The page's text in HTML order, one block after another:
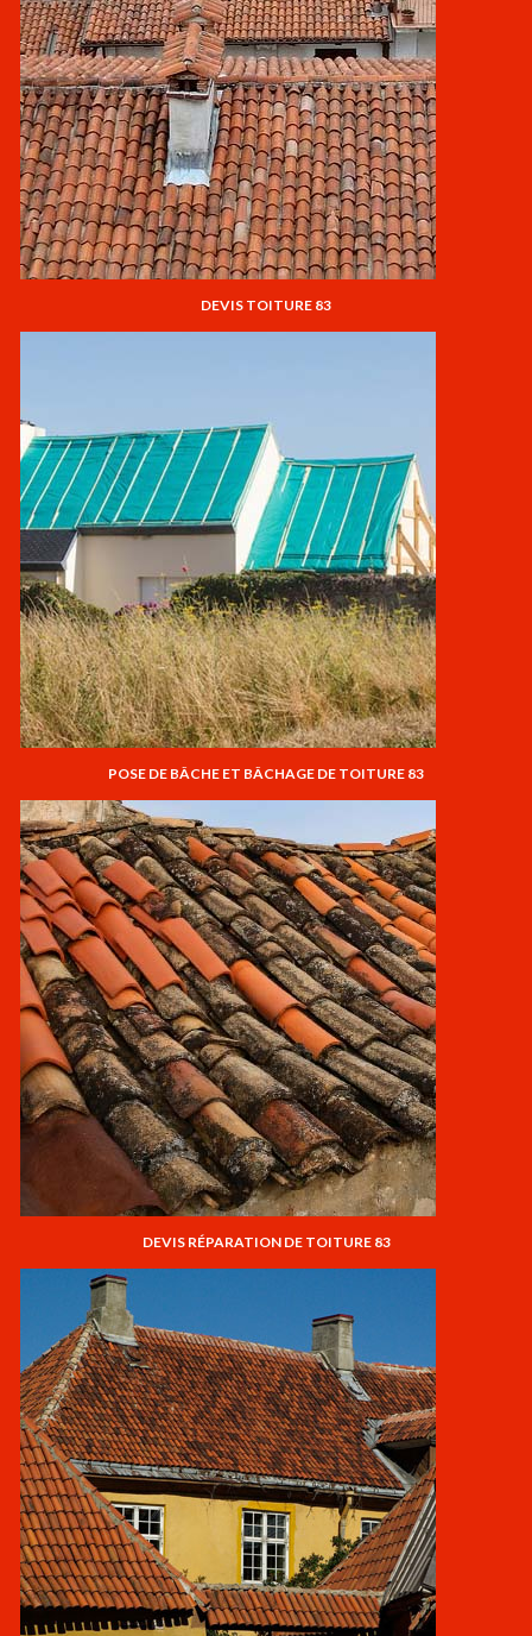
DEVIS TOITURE 83
POSE DE BÂCHE ET BÂCHAGE DE TOITURE 83
DEVIS RÉPARATION DE TOITURE 83